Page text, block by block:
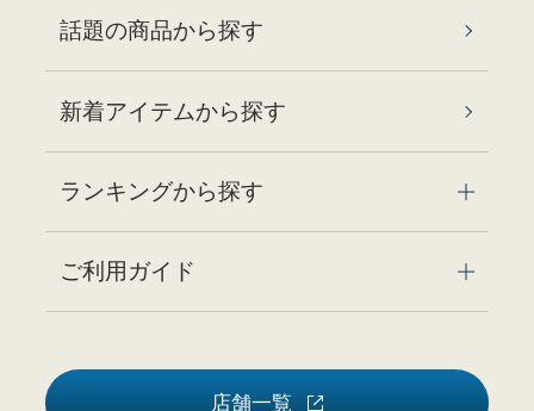
話題の商品から探す
新着アイテムから探す
ランキングから探す
ご利用ガイド
店舗一覧